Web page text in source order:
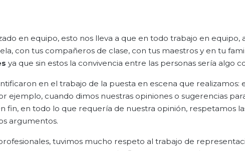
en equipo, esto nos lleva a que en todo trabajo en equipo,
con tus compañeros de clase, con tus maestros y en tu
ya que sin estos la convivencia entre las personas sería algo
en el trabajo de la puesta en escena que realizamos:
cuando dimos nuestras opiniones o sugerencias
fin, en todo lo que requería de nuestra opinión, respetamos
argumentos.
tuvimos mucho respeto al trabajo de